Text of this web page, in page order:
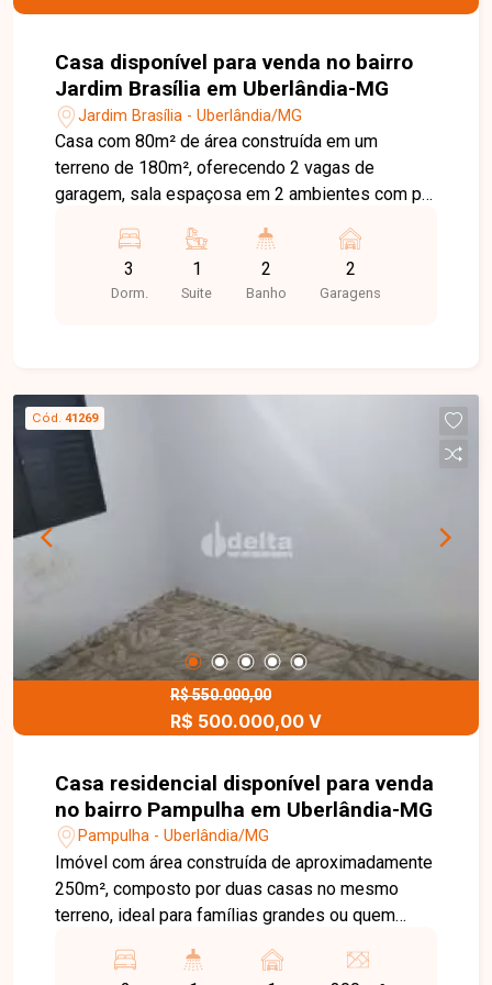
Casa disponível para venda no bairro
Jardim Brasília em Uberlândia-MG
Jardim Brasília - Uberlândia/MG
Casa com 80m² de área construída em um
terreno de 180m², oferecendo 2 vagas de
garagem, sala espaçosa em 2 ambientes com pé
uma incrível varanda gourmet com churrasqueira
e bancada em granito. São 3 quartos, sendo 1
suíte, proporcionando conforto e praticidade. Não
3
Dorm.
1
Suite
2
Banho
2
Garagens
Cód. 41269
R$ 550.000,00
R$ 500.000,00 V
Casa residencial disponível para venda
no bairro Pampulha em Uberlândia-MG
Pampulha - Uberlândia/MG
Imóvel com área construída de aproximadamente
250m², composto por duas casas no mesmo
terreno, ideal para famílias grandes ou quem
quartos, sala, cozinha, banheiro e lavanderia. Nos